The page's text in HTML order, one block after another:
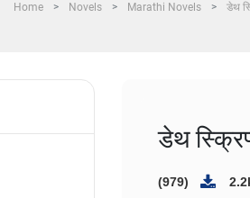
Home Novels Marathi Novels डेथ
डेथ
(979)